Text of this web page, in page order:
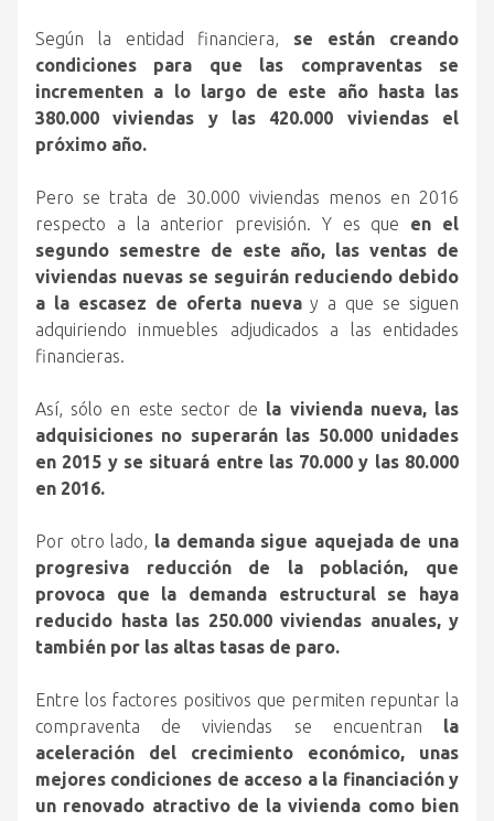
Según la entidad financiera, se están creando
condiciones para que las compraventas se
incrementen a lo largo de este año hasta las
380.000 viviendas y las 420.000 viviendas el
próximo año.
Pero se trata de 30.000 viviendas menos en 2016
respecto a la anterior previsión. Y es que en el
segundo semestre de este año, las ventas de
viviendas nuevas se seguirán reduciendo debido
a la escasez de oferta nuevay a que se siguen
adquiriendo inmuebles adjudicados a las entidades
financieras.
Así, sólo en este sector de la vivienda nueva, las
adquisiciones no superarán las 50.000 unidades
en 2015 y se situará entre las 70.000 y las 80.000
en 2016.
Por otro lado, la demanda sigue aquejada de una
progresiva reducción de la población, que
provoca que la demanda estructural se haya
reducido hasta las 250.000 viviendas anuales, y
también por las altas tasas de paro.
Entre los factores positivos que permiten repuntar la
compraventa de viviendas se encuentran la
aceleración del crecimiento económico, unas
mejores condiciones de acceso a la financiación y
un renovado atractivo de la vivienda como bien